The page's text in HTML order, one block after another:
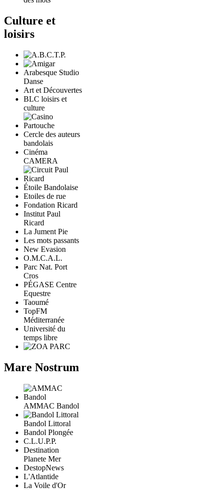
Culture et
loisirs
Arabesque Studio
Danse
Art et Découvertes
BLC loisirs et
culture
Cercle des auteurs
bandolais
Cinéma
CAMERA
Étoile Bandolaise
Etoiles de rue
Fondation Ricard
Institut Paul
Ricard
La Jument Pie
Les mots passants
New Evasion
O.M.C.A.L.
Parc Nat. Port
Cros
PÉGASE Centre
Equestre
Taoumé
TopFM
Méditerranée
Université du
temps libre
Mare Nostrum
AMMAC Bandol
Bandol Littoral
Bandol Plongée
C.L.U.P.P.
Destination
Planete Mer
DestopNews
L'Atlantide
La Voile d'Or